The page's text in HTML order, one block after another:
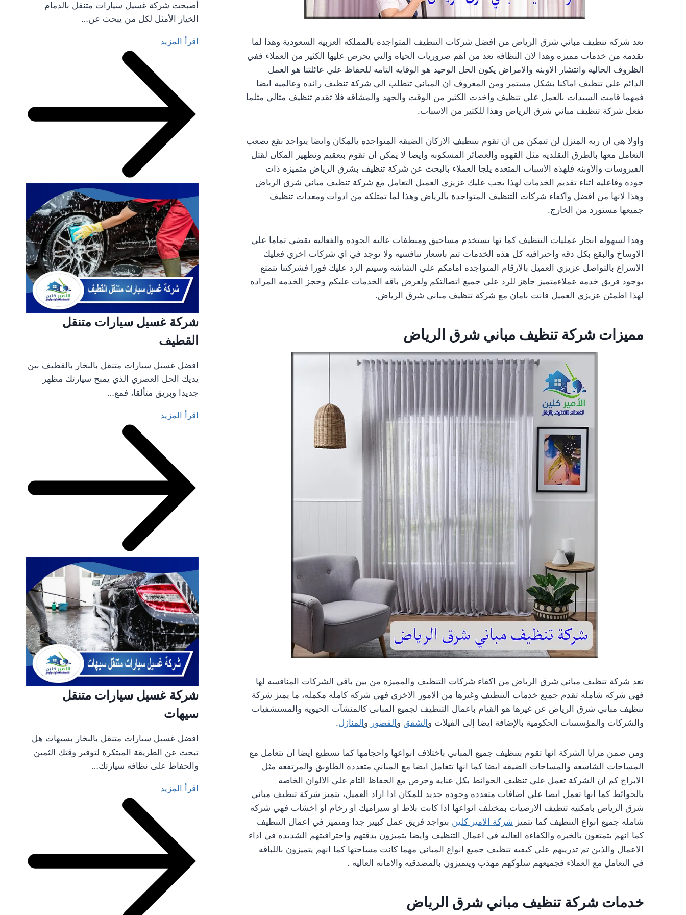
تعد شركة تنظيف مباني شرق الرياض من افضل شركات التنظيف المتواجدة بالمملكة العربية السعودية وهذا لما
تقدمه من خدمات مميزه وهذا لان النظافه تعد من اهم ضروريات الحياه والتي يحرص عليها الكثير من العملاء ففي
الظروف الحاليه وانتشار الاوبئه والامراض يكون الحل الوحيد هو الوقايه التامه للحفاظ علي عائلتنا هو العمل
الدائم علي تنظيف اماكنا بشكل مستمر ومن المعروف ان المباني تتطلب الي شركة تنظيف رائده وعالميه ايضا
فمهما قامت السيدات بالعمل علي تنظيف واخذت الكثير من الوقت والجهد والمشاقه فلا تقدم تنظيف مثالي مثلما
تفعل شركة تنظيف مباني شرق الرياض وهذا للكثير من الاسباب.
واولا هي ان ربه المنزل لن تتمكن من ان تقوم بتنظيف الاركان الضيقه المتواجده بالمكان وايضا يتواجد بقع يصعب
التعامل معها بالطرق التقلديه مثل القهوه والعصائر المسكوبه وايضا لا يمكن ان تقوم بتعقيم وتطهير المكان لقتل
الفيروسات والاوبئه فلهذه الاسباب المتعده يلجا العملاء بالبحث عن شركة تنظيف بشرق الرياض متميزه ذات
جوده وفاعليه اثناء تقديم الخدمات لهذا يجب عليك عزيزي العميل التعامل مع شركة تنظيف مباني شرق الرياض
وهذا لانها من افضل واكفاء شركات التنظيف المتواجدة بالرياض وهذا لما تمتلكه من ادوات ومعدات تنظيف
جميعها مستورد من الخارج.
وهذا لسهوله انجاز عمليات التنظيف كما نها تستخدم مساحيق ومنظفات عاليه الجوده والفعاليه تقضي تماما علي
الاوساخ والبقع بكل دقه واحترافيه كل هذه الخدمات تتم باسعار تنافسيه ولا توجد في اي شركات اخري فعليك
الاسراع بالتواصل عزيزي العميل بالارقام المتواجده امامكم علي الشاشه وسيتم الرد عليك فورا فشركتنا تتمتع
بوجود فريق خدمه عملاءمتميز جاهز للرد علي جميع اتصالتكم ولعرض باقه الخدمات عليكم وحجز الخدمه المراده
لهذا اطمئن عزيزي العميل فانت بامان مع شركة تنظيف مباني شرق الرياض.
مميزات شركة تنظيف مباني شرق الرياض
تعد شركة تنظيف مباني شرق الرياض من اكفاء شركات التنظيف والمميزه من بين باقي الشركات المنافسه لها
فهي شركة شامله تقدم جميع خدمات التنظيف وغيرها من الامور الاخري فهي شركة كامله مكمله، ما يميز شركة
تنظيف مباني شرق الرياض عن غيرها هو القيام باعمال التنظيف لجميع المبانى كالمنشآت الحيوية والمستشفيات
والشركات والمؤسسات الحكومية بالإضافة ايضا إلى الفيلات و الشقق و القصور و المنازل.
ومن ضمن مزايا الشركة انها تقوم بتنظيف جميع المباني باختلاف انواعها واحجامها كما تسطيع ايضا ان تتعامل مع
المساحات الشاسعه والمساحات الضيقه ايضا كما انها تتعامل ايضا مع المباني متعدده الطاوبق والمرتفعه مثل
الابراج كم ان الشركة تعمل علي تنظيف الحوائط بكل عنايه وحرص مع الحفاظ التام علي الالوان الخاصه
بالحوائط كما انها تعمل ايضا علي اضافات متعدده وجوده جديد للمكان اذا اراد العميل، تتميز شركة تنظيف مباني
شرق الرياض بامكنيه تنظيف الارضيات بمختلف انواعها اذا كانت بلاط او سيراميك او رخام او اخشاب فهي شركة
شامله جميع انواع التنظيف كما تتميز شركة الامير كلين بتواجد فريق عمل كبيير جدا ومتميز في اعمال التنظيف
كما انهم يتمتعون بالخبره والكفاءه العاليه في اعمال التنظيف وايضا يتميزون بدقتهم واحترافيتهم الشديده في اداء
الاعمال والذين تم تدريبهم علي كيفيه تنظيف جميع انواع المباني مهما كانت مساحتها كما انهم يتميزون باللباقه
في التعامل مع العملاء فجميعهم سلوكهم مهذب ويتميزون بالمصدقيه والامانه العاليه .
خدمات شركة تنظيف مباني شرق الرياض
أصبحت شركة غسيل سيارات متنقل بالدمام
الخيار الأمثل لكل من يبحث عن…
اقرأ المزيد
شركة غسيل سيارات متنقل
القطيف
افضل غسيل سيارات متنقل بالبخار بالقطيف بين
يديك الحل العصري الذي يمنح سيارتك مظهر
جديدا وبريق متألقا، فمع…
اقرأ المزيد
شركة غسيل سيارات متنقل
سيهات
افضل غسيل سيارات متنقل بالبخار بسيهات هل
تبحث عن الطريقة المبتكرة لتوفير وقتك الثمين
والحفاظ على نظافة سيارتك…
اقرأ المزيد